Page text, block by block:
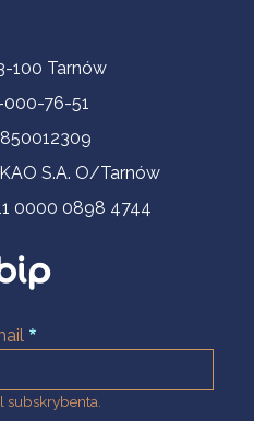
100 Tarnów
000-76-51
S.A. O/Tarnów
0000 0898 4744
subskrybenta.